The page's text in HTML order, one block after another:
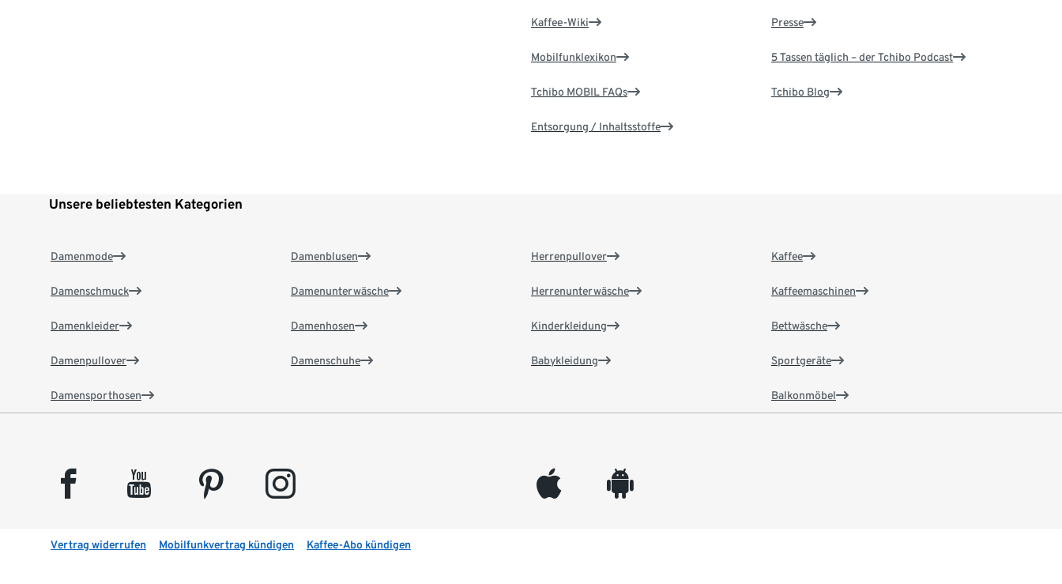
Kaffee-Wiki
Mobilfunklexikon
Tchibo MOBIL FAQs
Entsorgung / Inhaltsstoffe
Presse
5 Tassen täglich – der Tchibo Podcast
Tchibo Blog
Unsere beliebtesten Kategorien
Damenmode
Damenschmuck
Damenkleider
Damenpullover
Damensporthosen
Damenblusen
Damenunterwäsche
Damenhosen
Damenschuhe
Herrenpullover
Herrenunterwäsche
Kinderkleidung
Babykleidung
Kaffee
Kaffeemaschinen
Bettwäsche
Sportgeräte
Balkonmöbel
facebook youtube pinterest instagram appleinc android
Vertrag widerrufen Mobilfunkvertrag kündigen Kaffee-Abo kündigen